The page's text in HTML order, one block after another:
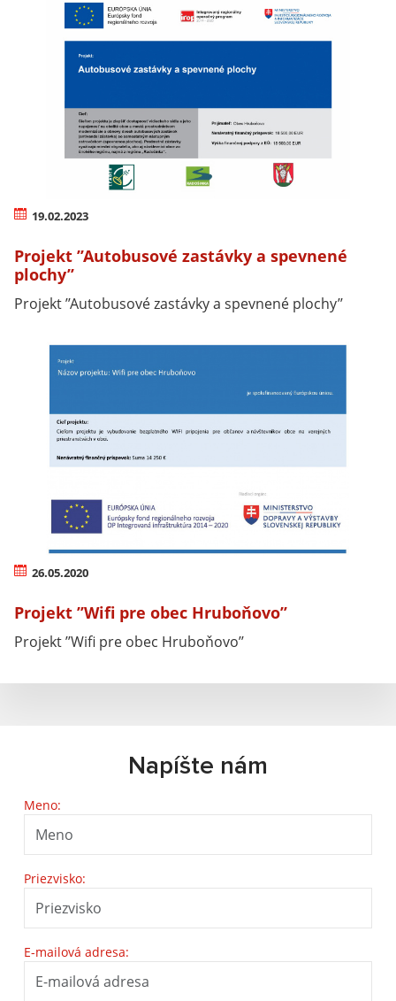
19.02.2023
Projekt ’’Autobusové zastávky a spevnené
plochy’’
Projekt ’’Autobusové zastávky a spevnené plochy’’
26.05.2020
Projekt ’’Wifi pre obec Hruboňovo’’
Projekt ’’Wifi pre obec Hruboňovo’’
Napíšte nám
Meno:
Priezvisko:
E-mailová adresa: